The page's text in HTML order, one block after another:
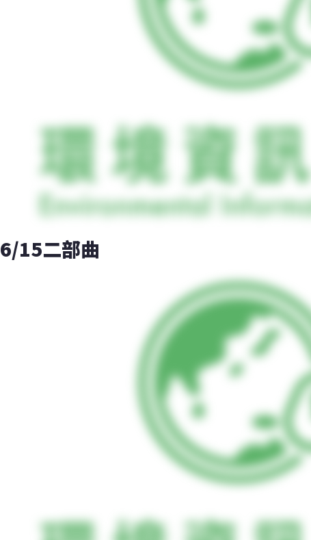
6/15二部曲